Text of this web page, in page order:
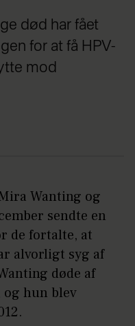
død har fået
for at få HPV-
mod
Wanting og
sendte en
de fortalte, at
alvorligt syg af
døde af
hun blev